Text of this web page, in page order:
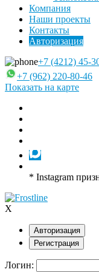
Компания
Наши проекты
Контакты
Авторизация
+7 (4212) 45-
+7 (962) 220-80-46
Показать на карте
* Instagram
X
Авторизация
Регистрация
Логин: